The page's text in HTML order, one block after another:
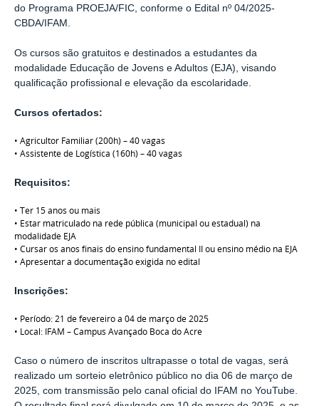
do Programa PROEJA/FIC, conforme o Edital nº 04/2025-
CBDA/IFAM.
Os cursos são gratuitos e destinados a estudantes da
modalidade Educação de Jovens e Adultos (EJA), visando
qualificação profissional e elevação da escolaridade.
Cursos ofertados:
• Agricultor Familiar (200h) – 40 vagas
• Assistente de Logística (160h) – 40 vagas
Requisitos:
• Ter 15 anos ou mais
• Estar matriculado na rede pública (municipal ou estadual) na
modalidade EJA
• Cursar os anos finais do ensino fundamental II ou ensino médio na EJA
• Apresentar a documentação exigida no edital
Inscrições:
• Período: 21 de fevereiro a 04 de março de 2025
• Local: IFAM – Campus Avançado Boca do Acre
Caso o número de inscritos ultrapasse o total de vagas, será
realizado um sorteio eletrônico público no dia 06 de março de
2025, com transmissão pelo canal oficial do IFAM no YouTube.